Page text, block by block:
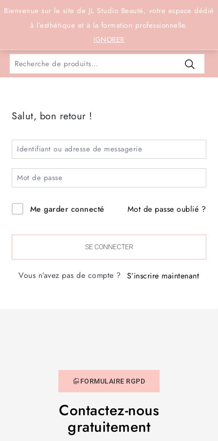
Bienvenue sur le site de JL Studio Beauté, votre espace dédié
à l’esthétique et à la formation professionnelle.
IGNORER
Connexion
Salut, bon retour !
Me garder connecté Mot de passe oublié ?
SE CONNECTER
Vous n’avez pas de compte ? S’inscrire maintenant
FORMULAIRE RGPD
Contactez-nous
gratuitement